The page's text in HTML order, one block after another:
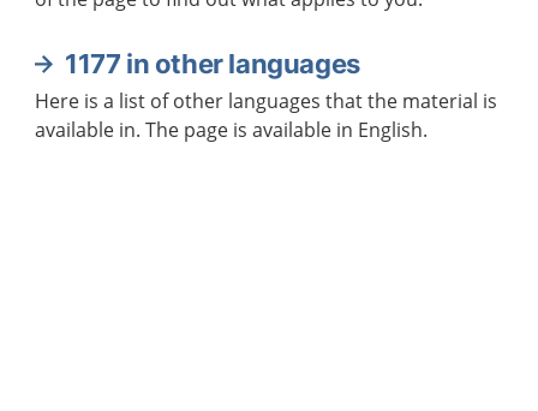
1177 in other languages
Here is a list of other languages that the material is
available in. The page is available in English.